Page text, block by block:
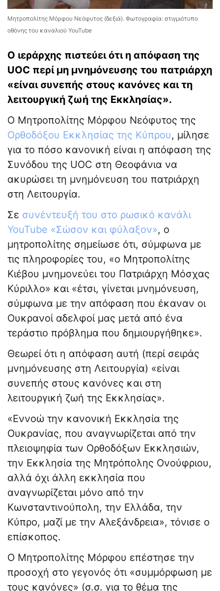
Μητροπολίτης Μόρφου Νεόφυτος (δεξιά). Φωτογραφία: στιγμιότυπο
οθόνης του καναλιού YouTube
Ο ιεράρχης πιστεύει ότι η απόφαση της
UOC περί μη μνημόνευσης του πατριάρχη
«είναι συνεπής στους κανόνες και τη
λειτουργική ζωή της Εκκλησίας».
Ο Μητροπολίτης Μόρφου Νεόφυτος της
Ορθοδόξου Εκκλησίας της Κύπρου, μίλησε
για το πόσο κανονική είναι η απόφαση της
Συνόδου της UOC στη Θεοφάνια να
ακυρώσει τη μνημόνευση του πατριάρχη
στη Λειτουργία.
Σε συνέντευξή του στο ρωσικό κανάλι
YouTube «Σώσον και φύλαξον», ο
μητροπολίτης σημείωσε ότι, σύμφωνα με
τις πληροφορίες του, «ο Μητροπολίτης
Κιέβου μνημονεύει του Πατριάρχη Μόσχας
Κύριλλο» και «έτσι, γίνεται μνημόνευση,
σύμφωνα με την απόφαση που έκαναν οι
Ουκρανοί αδελφοί μας μετά από ένα
τεράστιο πρόβλημα που δημιουργήθηκε».
Θεωρεί ότι η απόφαση αυτή (περί σειράς
μνημόνευσης στη Λειτουργία) «είναι
συνεπής στους κανόνες και στη
λειτουργική ζωή της Εκκλησίας».
«Εννοώ την κανονική Εκκλησία της
Ουκρανίας, που αναγνωρίζεται από την
πλειοψηφία των Ορθοδόξων Εκκλησιών,
την Εκκλησία της Μητρόπολης Ονούφριου,
αλλά όχι άλλη εκκλησία που
αναγνωρίζεται μόνο από την
Κωνσταντινούπολη, την Ελλάδα, την
Κύπρο, μαζί με την Αλεξάνδρεια», τόνισε ο
επίσκοπος.
Ο Μητροπολίτης Μόρφου επέστησε την
προσοχή στο γεγονός ότι «συμμόρφωση με
τους κανόνες» (σ.σ. για το θέμα της